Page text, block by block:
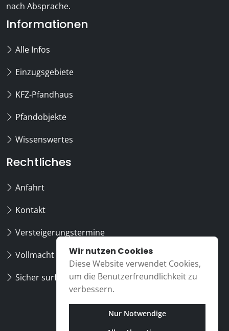
nach Absprache.
Informationen
Alle Infos
Einzugsgebiete
KFZ-Pfandhaus
Pfandobjekte
Wissenswertes
Rechtliches
Anfahrt
Kontakt
Versteigerungstermine
Vollmacht
Sicher surfen
Wir nutzen Cookies
Diese Website verwendet Cookies,
um die Benutzerfreundlichkeit zu
verbessern.
Nur Notwendige